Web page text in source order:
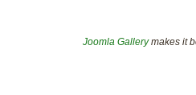
Joomla Gallerymakes it